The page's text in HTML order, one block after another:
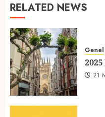
RELATED NEWS
Genel
21